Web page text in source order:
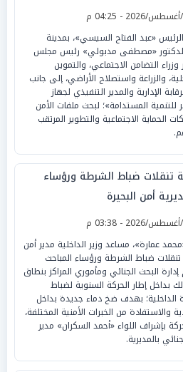
«عبد الفتاح السيسي»، بمدينة
الدكتور «مصطفى مدبولي» رئيس مجلس
وزراء التضامن الاجتماعي، والتموين
والزراعة واستصلاح الأراضي، إلى جانب
الإدارية والمدير التنفيذي لجهاز
المستدامة»؛ لبحث ملفات الأمن
الحماية الاجتماعية والتطوير المرتقب
تنقلات ضباط الشرطة ورؤساء
أمن البحيرة
عمارة»، مساعد وزير الداخلية مدير أمن
تنقلات ضباط الشرطة ورؤساء المباحث
البحث الجنائي ومأموري المراكز بنطاق
بداخل إطار الحركة السنوية لضباط
الداخلية؛ بهدف ضخ دماء جديدة بداخل
والاستفادة من الخبرات الأمنية المختلفة،
بإشراف اللواء «أحمد السكران» مدير
بالمديرية.